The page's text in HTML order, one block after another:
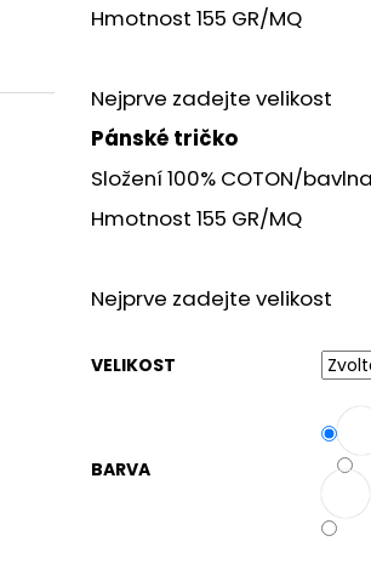
Hmotnost 155 GR/MQ
Nejprve zadejte velikost
Pánské tričko
Složení 100% COTON/bavlna
Hmotnost 155 GR/MQ
Nejprve zadejte velikost
VELIKOST
BARVA
ENDURO 01